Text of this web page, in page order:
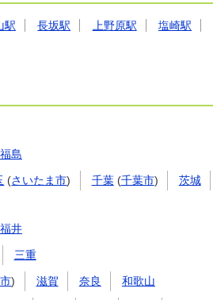
駅 長坂駅 上野原駅
塩崎駅
福島
(さいたま市) 千葉(千葉市)
茨城
福井
三重
) 滋賀 奈良 和歌山